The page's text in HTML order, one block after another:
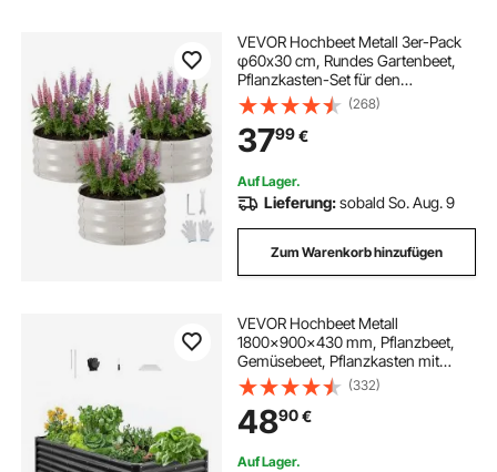
VEVOR Hochbeet Metall 3er-Pack
φ60x30 cm, Rundes Gartenbeet,
Pflanzkasten-Set für den
Außenbereich, Gemüsebeet mit
Handschuhen, Blumenbeet
Bodenlos, Pflanzbeet für Blumen,
Kräuter & Gemüse, Beige
(268)
3799€
Auf Lager.
Lieferung:sobald So. Aug. 9
Zum Warenkorb hinzufügen
VEVOR Hochbeet Metall
1800x900x430 mm, Pflanzbeet,
Gemüsebeet, Pflanzkasten mit
offenem Boden & abgerundeten
Kanten, Blumenbeet, Kräuterbeet,
ideal für Gemüse, Blumen, Kräuter &
Sukkulenten
(332)
4890€
Auf Lager.